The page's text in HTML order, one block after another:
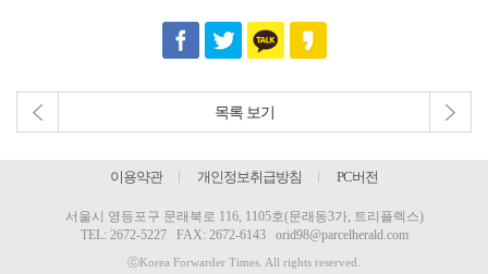
목록 보기
이용약관 개인정보취급방침 PC버전
서울시 영등포구 문래북로 116, 1105호(문래동3가, 트리플렉스)
TEL: 2672-5227FAX: 2672-6143 orid98@parcelherald.com
ⓒKorea Forwarder Times. All rights reserved.